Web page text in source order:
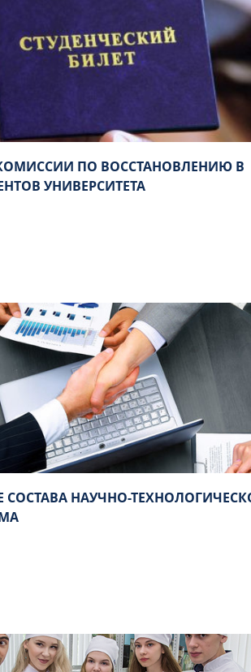
ПО ВОССТАНОВЛЕНИЮ В
УНИВЕРСИТЕТА
СОСТАВА НАУЧНО-